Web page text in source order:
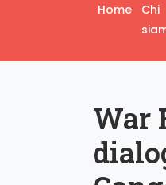
Home
Chi
War